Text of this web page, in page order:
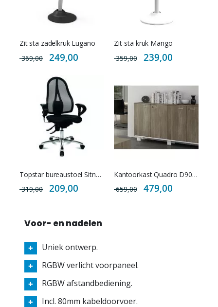
Zit sta zadelkruk Lugano
369,00
Special
Price
249,00
Zit-sta kruk Mango
359,00
Special
Price
239,00
Topstar bureaustoel Sitness 15 met netbespanning
319,00
Special
Price
209,00
Kantoorkast Quadro D90 Elan Double - Afsluitbaar
659,00
Special
Price
479,00
Voor- en nadelen
Uniek ontwerp.
RGBW verlicht voorpaneel.
RGBW afstandbediening.
Incl. 80mm kabeldoorvoer.